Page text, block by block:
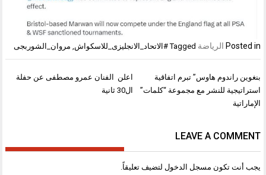
Posted in الرياضة Tagged #الاتحاد_الانجليزى_للاسكواش مروان_الشوربجى
تصفّح
المقالات
اعلن الفنان عمرو مصطفى عن حفلة
ال30 ثانية
بنغوين راندوم هاوس” تبرم اتفاقية
استراتيجية للنشر مع مجموعة “كلمات”
الإماراتية
LEAVE A COMMENT
يجب أنت تكون مسجل الدخول لتضيف تعليقاً.